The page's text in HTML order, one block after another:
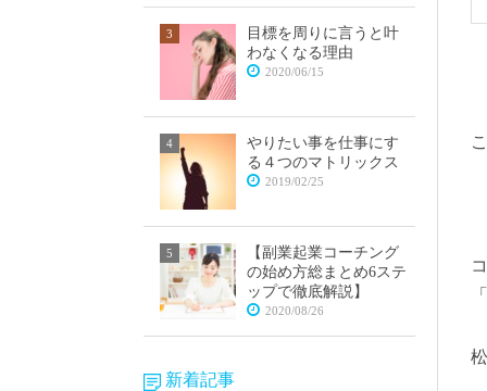
目標を周りに言うと叶
わなくなる理由
2020/06/15
やりたい事を仕事にす
る４つのマトリックス
2019/02/25
【副業起業コーチング
の始め方総まとめ6ステ
ップで徹底解説】
2020/08/26
新着記事